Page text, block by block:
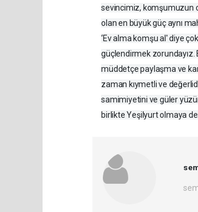
sevincimiz, komşumuzun
olan en büyük güç aynı
‘Ev alma komşu al' diye
güçlendirmek zorundayız.
müddetçe paylaşma ve
zaman kıymetli ve
samimiyetini ve güler
birlikte Yeşilyurt olmaya